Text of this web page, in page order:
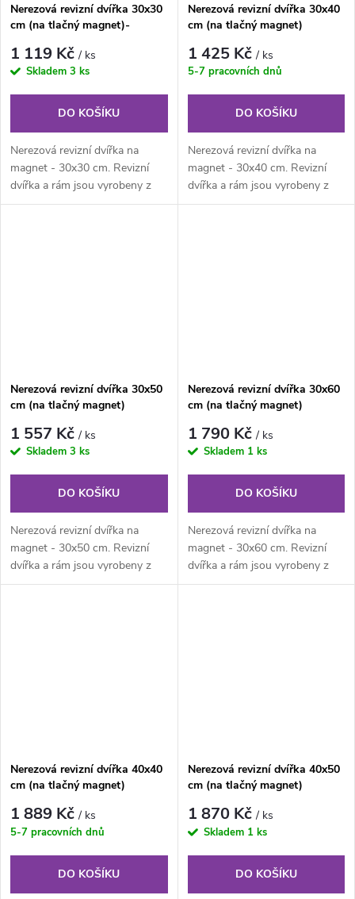
Nerezová revizní dvířka 30x30
cm (na tlačný magnet)-
1 119 Kč/ ks
Skladem 3 ks
DO KOŠÍKU
Nerezová revizní dvířka na
magnet - 30x30 cm. Revizní
dvířka a rám jsou vyrobeny z
nerezového plechu. Rám z
Nerezová revizní dvířka 30x40
cm (na tlačný magnet)
1 425 Kč/ ks
5-7 pracovních dnů
DO KOŠÍKU
Nerezová revizní dvířka na
magnet - 30x40 cm. Revizní
dvířka a rám jsou vyrobeny z
nerezového plechu. Rám z
Nerezová revizní dvířka 30x50
cm (na tlačný magnet)
1 557 Kč/ ks
Skladem 3 ks
DO KOŠÍKU
Nerezová revizní dvířka na
magnet - 30x50 cm. Revizní
dvířka a rám jsou vyrobeny z
nerezového plechu. Rám z
Nerezová revizní dvířka 30x60
cm (na tlačný magnet)
1 790 Kč/ ks
Skladem 1 ks
DO KOŠÍKU
Nerezová revizní dvířka na
magnet - 30x60 cm. Revizní
dvířka a rám jsou vyrobeny z
nerezového plechu. Rám z
Nerezová revizní dvířka 40x40
cm (na tlačný magnet)
1 889 Kč/ ks
5-7 pracovních dnů
DO KOŠÍKU
Nerezová revizní dvířka 40x50
cm (na tlačný magnet)
1 870 Kč/ ks
Skladem 1 ks
DO KOŠÍKU